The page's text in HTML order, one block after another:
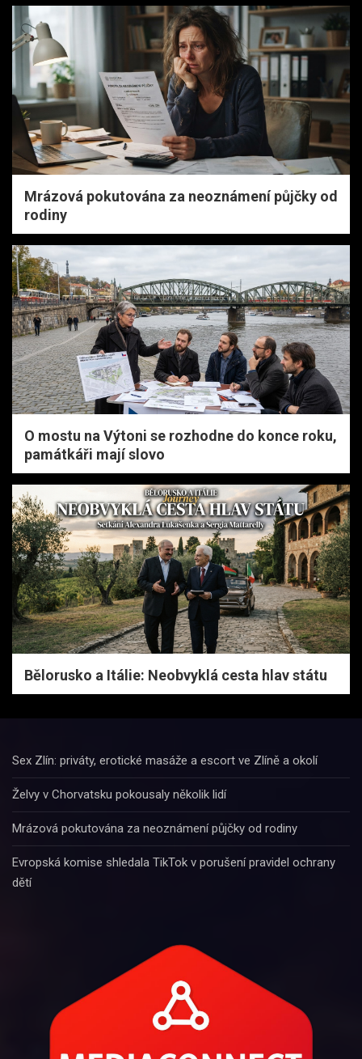
Mrázová pokutována za neoznámení půjčky od
rodiny
O mostu na Výtoni se rozhodne do konce roku,
památkáři mají slovo
Bělorusko a Itálie: Neobvyklá cesta hlav státu
Sex Zlín: priváty, erotické masáže a escort ve Zlíně a okolí
Želvy v Chorvatsku pokousaly několik lidí
Mrázová pokutována za neoznámení půjčky od rodiny
Evropská komise shledala TikTok v porušení pravidel ochrany
dětí